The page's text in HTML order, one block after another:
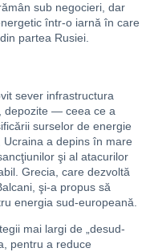
sub negocieri, dar
într-o iarnă în care
partea Rusiei.
sever infrastructura
depozite — ceea ce a
surselor de energie
a depins în mare
şi al atacurilor
Grecia, care dezvoltă
şi-a propus să
energia sud-europeană.
mai largi de „desud‐
pentru a reduce